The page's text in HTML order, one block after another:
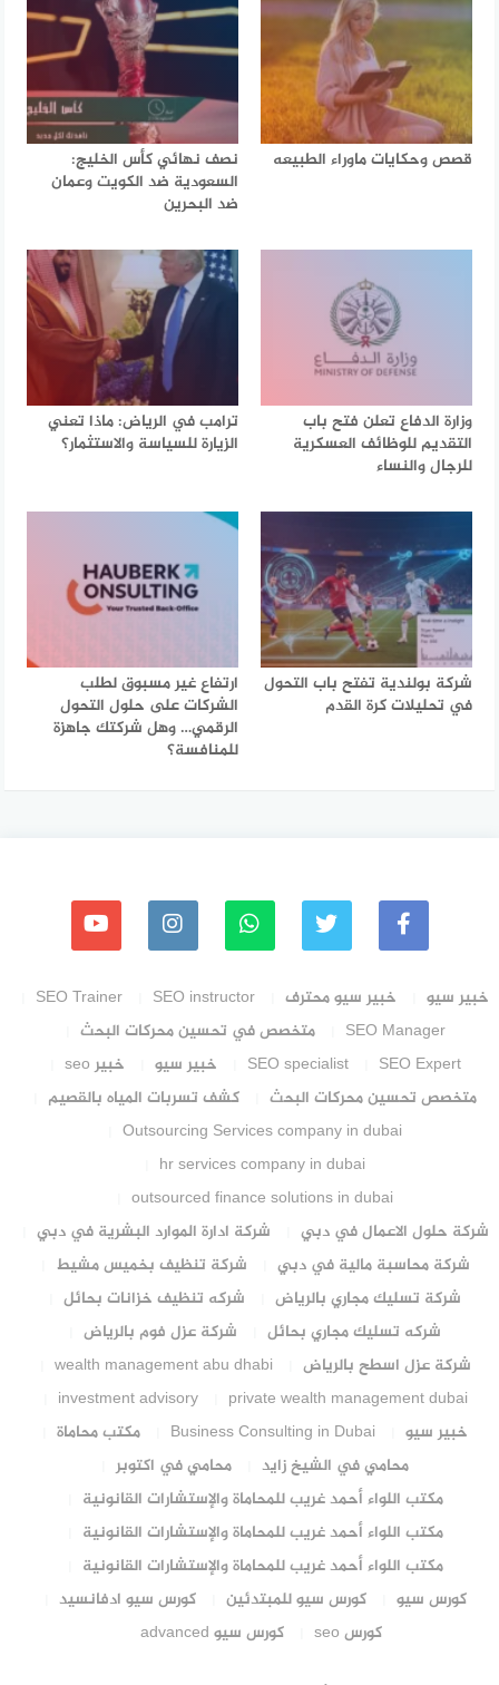
قصص وحكايات ماوراء الطبيعه
نصف نهائي كأس الخليج:
السعودية ضد الكويت وعمان
ضد البحرين
وزارة الدفاع تعلن فتح باب
التقديم للوظائف العسكرية
للرجال والنساء
ترامب في الرياض: ماذا تعني
الزيارة للسياسة والاستثمار؟
شركة بولندية تفتح باب التحول
في تحليلات كرة القدم
ارتفاع غير مسبوق لطلب
الشركات على حلول التحول
الرقمي… وهل شركتك جاهزة
للمنافسة؟
خبير سيو خبير سيو محترف SEO instructor
SEO Trainer
SEO Manager
متخصص في تحسين محركات البحث
SEO Expert
SEO specialist خبير سيو
خبير seo
متخصص تحسين محركات البحث
كشف تسربات المياه بالقصيم
Outsourcing Services company in dubai
hr services company in dubai
outsourced finance solutions in dubai
شركة حلول الاعمال في دبي
شركة ادارة الموارد البشرية في دبي
شركة محاسبة مالية في دبي
شركة تنظيف بخميس مشيط
شركة تسليك مجاري بالرياض
شركه تنظيف خزانات بحائل
شركه تسليك مجاري بحائل
شركة عزل فوم بالرياض
شركة عزل اسطح بالرياض
wealth management abu dhabi
private wealth management dubai
investment advisory
خبير سيو
Business Consulting in Dubai
مكتب محاماة
محامي في الشيخ زايد
محامي في اكتوبر
مكتب اللواء أحمد غريب للمحاماة والإستشارات القانونية
مكتب اللواء أحمد غريب للمحاماة والإستشارات القانونية
مكتب اللواء أحمد غريب للمحاماة والإستشارات القانونية
كورس سيو
كورس سيو للمبتدئين
كورس سيو ادفانسيد
كورس seo
كورس سيو advanced